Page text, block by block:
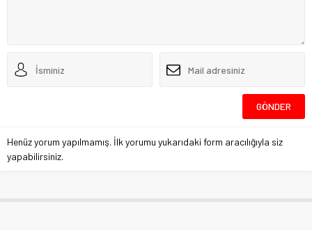
Henüz yorum yapılmamış. İlk yorumu yukarıdaki form aracılığıyla siz
yapabilirsiniz.